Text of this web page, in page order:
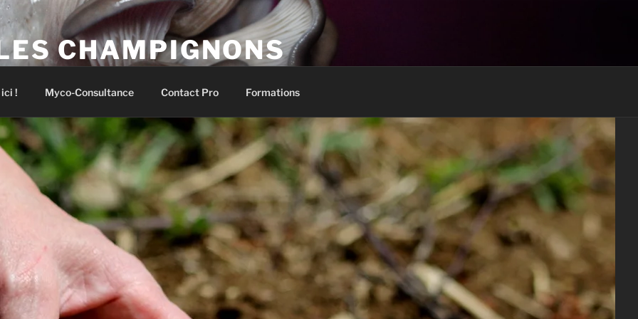
CHAMPIGNONS
! Myco-Consultance Contact Pro Formations
premiers champignons !